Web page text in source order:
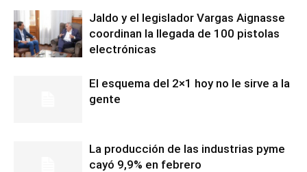
Jaldo y el legislador Vargas Aignasse
coordinan la llegada de 100 pistolas
electrónicas
El esquema del 2×1 hoy no le sirve a la
gente
La producción de las industrias pyme
cayó 9,9% en febrero